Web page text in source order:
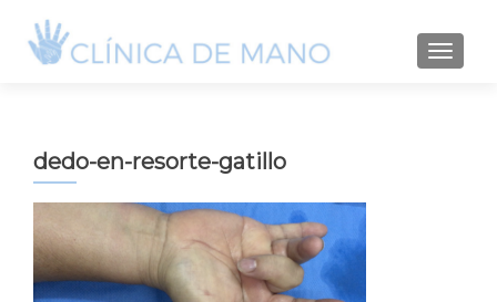
dedo-en-resorte-gatillo